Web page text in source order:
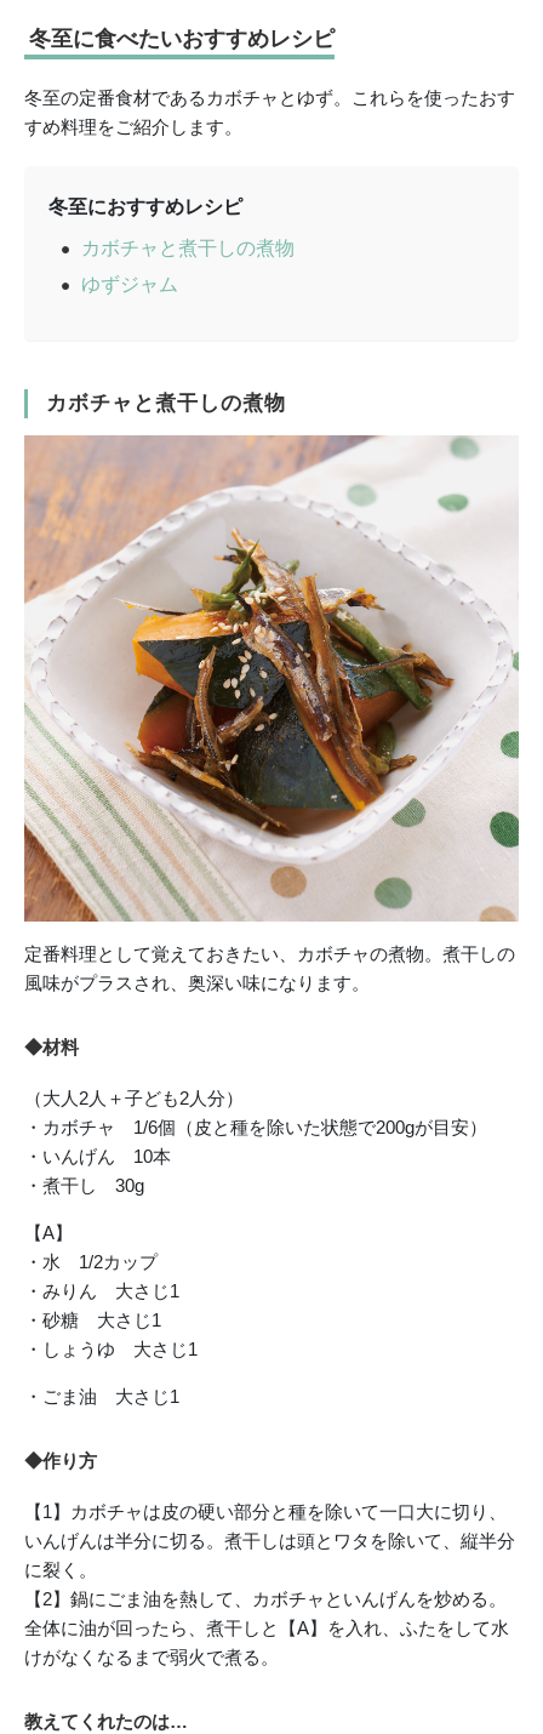
冬至に食べたいおすすめレシピ
冬至の定番食材であるカボチャとゆず。これらを使ったおす
すめ料理をご紹介します。
冬至におすすめレシピ
カボチャと煮干しの煮物
ゆずジャム
カボチャと煮干しの煮物
定番料理として覚えておきたい、カボチャの煮物。煮干しの
風味がプラスされ、奥深い味になります。
◆材料
（大人2人＋子ども2人分）
・カボチャ 1/6個（皮と種を除いた状態で200gが目安）
・いんげん 10本
・煮干し 30g
【A】
・水 1/2カップ
・みりん 大さじ1
・砂糖 大さじ1
・しょうゆ 大さじ1
・ごま油 大さじ1
◆作り方
【1】カボチャは皮の硬い部分と種を除いて一口大に切り、
いんげんは半分に切る。煮干しは頭とワタを除いて、縦半分
に裂く。
【2】鍋にごま油を熱して、カボチャといんげんを炒める。
全体に油が回ったら、煮干しと【A】を入れ、ふたをして水
けがなくなるまで弱火で煮る。
教えてくれたのは…